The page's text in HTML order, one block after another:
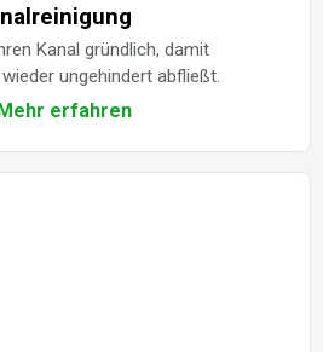
Kanal gründlich, damit
ungehindert abfließt.
erfahren